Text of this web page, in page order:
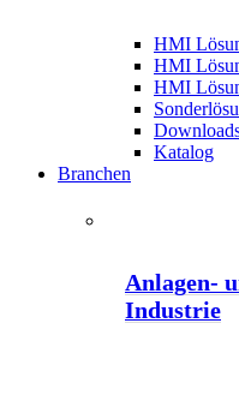
HMI
HMI
HMI
Katalog
Branchen
Anlagen-
Industrie